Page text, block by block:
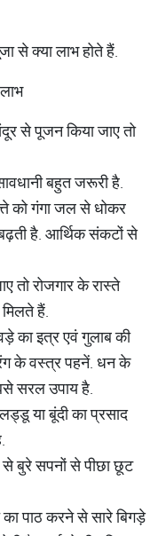
से क्या लाभ होते हैं.
से पूजन किया जाए तो
बहुत जरूरी है.
को गंगा जल से धोकर
है. आर्थिक संकटों से
तो रोजगार के रास्ते
हैं.
का इत्र एवं गुलाब की
के वस्त्र पहनें. धन के
सरल उपाय है.
या बूंदी का प्रसाद
बुरे सपनों से पीछा छूट
का पाठ करने से सारे बिगड़े